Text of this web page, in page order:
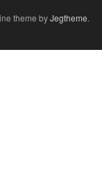
theme byJegtheme.